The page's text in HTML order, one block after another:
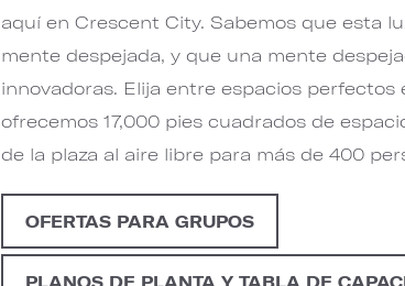
aquí en Crescent City. Sabemos que esta
mente despejada, y que una mente
innovadoras. Elija entre espacios perfectos
ofrecemos 17,000 pies cuadrados de
de la plaza al aire libre para más de 400
OFERTAS PARA GRUPOS
PLANOS DE PLANTA Y TABLA DE